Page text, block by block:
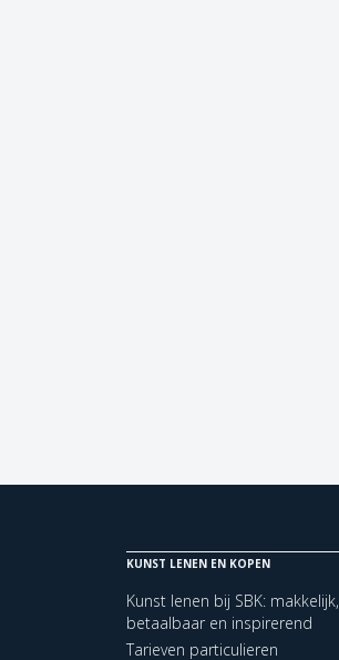
KUNST LENEN EN KOPEN
Kunst lenen bij SBK: makkelijk,
betaalbaar en inspirerend
Tarieven particulieren